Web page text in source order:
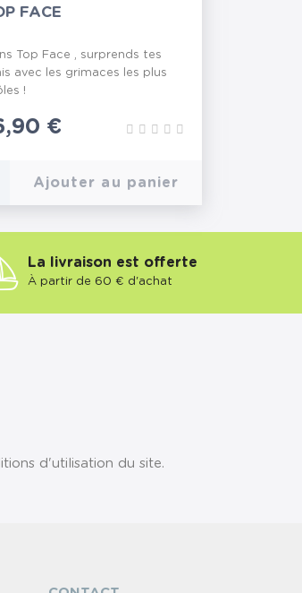
FACE
Top Face , surprends tes
avec les grimaces les plus
!
€
Ajouter au panier
La livraison est offerte
À partir de 60 € d'achat
d'utilisation du site.